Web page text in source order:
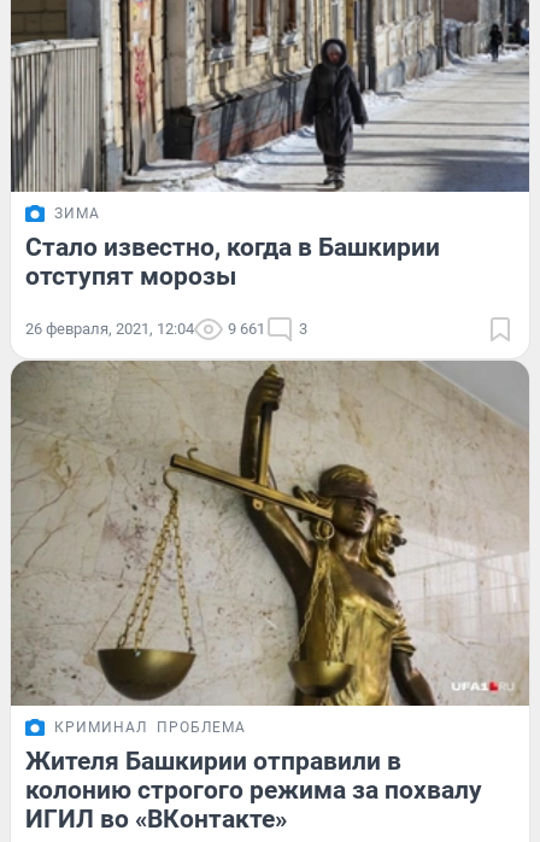
ЗИМА
Стало известно, когда в Башкирии
отступят морозы
26 февраля, 2021, 12:04 9 661 3
КРИМИНАЛ ПРОБЛЕМА
Жителя Башкирии отправили в
колонию строгого режима за похвалу
ИГИЛ во «ВКонтакте»